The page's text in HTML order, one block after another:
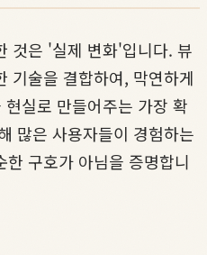
것은 '실제 변화'입니다. 뷰
기술을 결합하여, 막연하게
실로 만들어주는 가장 확
많은 사용자들이 경험하는
구호가 아님을 증명합니